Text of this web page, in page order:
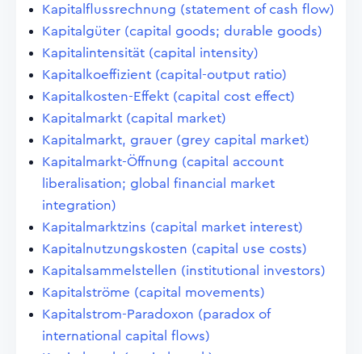
Kapitalflussrechnung (statement of cash flow)
Kapitalgüter (capital goods; durable goods)
Kapitalintensität (capital intensity)
Kapitalkoeffizient (capital-output ratio)
Kapitalkosten-Effekt (capital cost effect)
Kapitalmarkt (capital market)
Kapitalmarkt, grauer (grey capital market)
Kapitalmarkt-Öffnung (capital account
liberalisation; global financial market
integration)
Kapitalmarktzins (capital market interest)
Kapitalnutzungskosten (capital use costs)
Kapitalsammelstellen (institutional investors)
Kapitalströme (capital movements)
Kapitalstrom-Paradoxon (paradox of
international capital flows)